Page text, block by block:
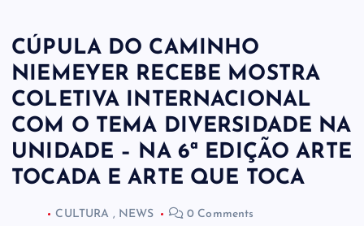
CÚPULA DO CAMINHO
NIEMEYER RECEBE MOSTRA
COLETIVA INTERNACIONAL
COM O TEMA DIVERSIDADE NA
UNIDADE – NA 6ª EDIÇÃO ARTE
TOCADA E ARTE QUE TOCA
CULTURA , NEWS 0 Comments